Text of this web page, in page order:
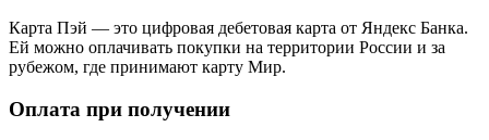
Карта Пэй — это цифровая дебетовая карта от Яндекс Банка.
Ей можно оплачивать покупки на территории России и за
рубежом, где принимают карту Мир.
Оплата при получении